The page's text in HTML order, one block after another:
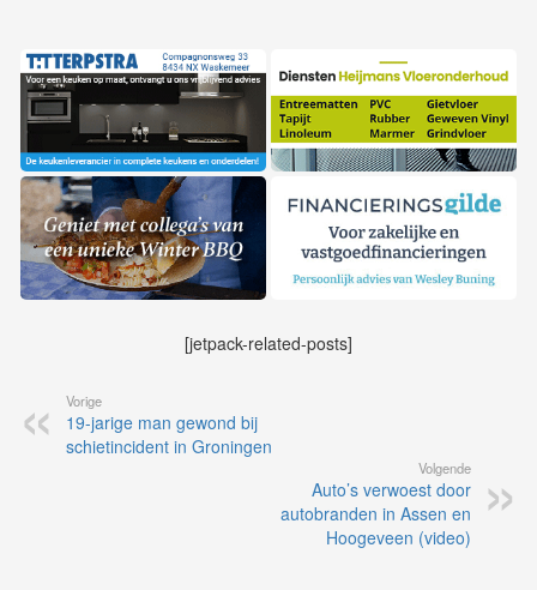
[jetpack-related-posts]
Vorige
19-jarige man gewond bij
schietincident in Groningen
Volgende
Auto’s verwoest door
autobranden in Assen en
Hoogeveen (video)